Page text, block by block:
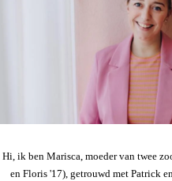
Hi, ik ben Marisca, moeder van twee
en Floris '17), getrouwd met Patrick